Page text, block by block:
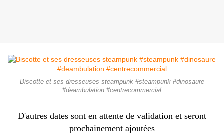
Biscotte et ses dresseuses steampunk #steampunk #dinosaure
#deambulation #centrecommercial
D'autres dates sont en attente de validation et seront
prochainement ajoutées